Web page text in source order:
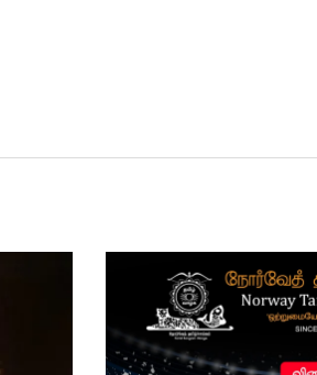
Jan
நோர்வே பட்மிட்டன்
வேண்டுகோளுக்கு
மாவட்டத்திற்குரிய
நோர்வே பட்மிட்டன்